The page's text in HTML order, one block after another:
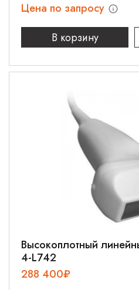
Цена по запросу
В корзину
Высокоплотный
4-L742
288 400₽